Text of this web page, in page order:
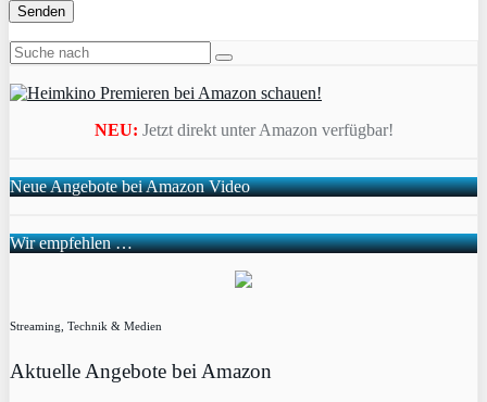
NEU: Jetzt direkt unter Amazon verfügbar!
Neue Angebote bei Amazon Video
Wir empfehlen …
Streaming, Technik & Medien
Aktuelle Angebote bei Amazon